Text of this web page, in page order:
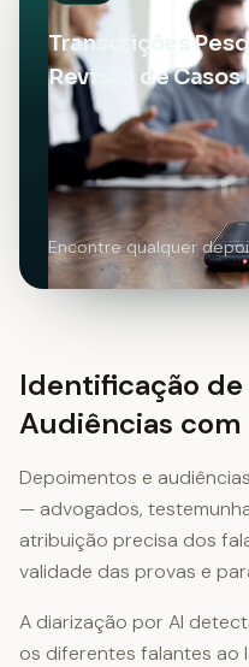
Transcrições
Revisão de Casos
Encontre qualquer
Identificação de
Audiências
Depoimentos e
— advogados,
atribuição precisa dos
validade das provas e
A diarização por AI
os diferentes falantes ao